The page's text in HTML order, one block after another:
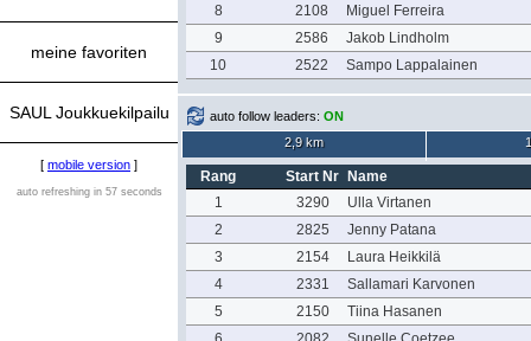
meine favoriten
SAUL Joukkuekilpailu
[ mobile version ]
auto refreshing in 57 seconds
8
2108
Miguel Ferreira
9
2586
Jakob Lindholm
10
2522 Sampo Lappalainen
auto follow leaders: ON
2,9 km
Rang Start Nr
Name
1
3290
Ulla Virtanen
2
2825
Jenny Patana
3
2154
Laura Heikkilä
4
2331
Sallamari Karvonen
5
2150
Tiina Hasanen